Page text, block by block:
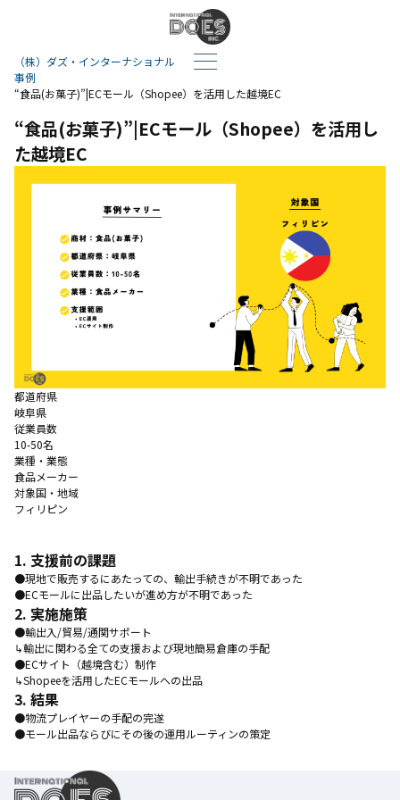
（株）ダズ・インターナショナル
事例
“食品(お菓子)”|ECモール（Shopee）を活用した越境EC
“食品(お菓子)”|ECモール（Shopee）を活用し
た越境EC
都道府県
岐阜県
従業員数
10-50名
業種・業態
食品メーカー
対象国・地域
フィリピン
1. 支援前の課題
●現地で販売するにあたっての、輸出手続きが不明であった
●ECモールに出品したいが進め方が不明であった
2. 実施施策
●輸出入/貿易/通関サポート
↳輸出に関わる全ての支援および現地簡易倉庫の手配
●ECサイト（越境含む）制作
↳Shopeeを活用したECモールへの出品
3. 結果
●物流プレイヤーの手配の完遂
●モール出品ならびにその後の運用ルーティンの策定